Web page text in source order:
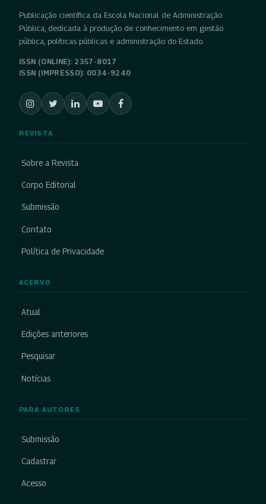
Publicação científica da Escola Nacional de Administração
Pública, dedicada à produção de conhecimento em gestão
pública, políticas públicas e administração do Estado.
ISSN (ONLINE): 2357-8017
ISSN (IMPRESSO): 0034-9240
REVISTA
Sobre a Revista
Corpo Editorial
Submissão
Contato
Política de Privacidade
ACERVO
Atual
Edições anteriores
Pesquisar
Notícias
PARA AUTORES
Submissão
Cadastrar
Acesso